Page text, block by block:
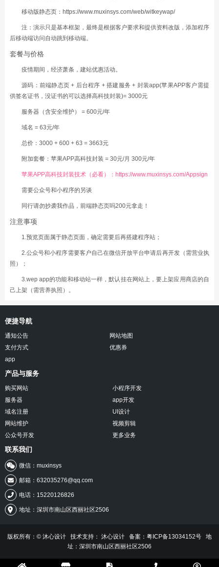
移动版静态页： https://www.muxinsys.com/web/witkeywap/
注：演示只是基本框架，最终是根据客户要求和提供资料改版，添加程序
后移动端访问自动跳到移动端。
套餐与价格
疫情期间，经济萧条，建站优惠活动。
源码：前端静态页 + 后台程序 + 搭建服务 + 封装app(苹果APP客户需提
供签名证书，没证书的可以选择高科技封装)= 3000元
服务器（含安全维护） = 600元/年
域名 = 63元/年
总价：3000 + 600 + 63 = 3663元
附加套餐：苹果APP高科技封装 = 30元/月 300元/年
苹果APP高科技封装技术（必看）： https://www.muxinsys.com/Appsign
需要公众号和小程序的另谈
同行请勿抄袭我作品，前端静态页吗200元拿走！
注意事项
1.预览页面属于静态页面，确定需要后再搭建程序站；
2.公众号和小程序需要客户自己在微信开放平台申请后再开发（需营业执
照）；
3.wep app的功能和移动站一样，默认挂在网站上，要上架应用商店的自
己上架（需营养执照）。
便捷导航
通知公告
网站地图
支付方式
优惠券
app
产品与服务
购买网站
服务器
域名注册
网站维护
公众号开发
小程序开发
app开发
UI设计
视频剪辑
更多业务
联系我们
微信：muxinsys
邮箱：632035276@qq.com
电话：15220126826
地址：深圳市南山区西丽社区2506
版权所有：© 沐心设计 技术支持： 沐心设计 备案：粤ICP备13034152号 地
址：深圳市南山区西丽社区2506